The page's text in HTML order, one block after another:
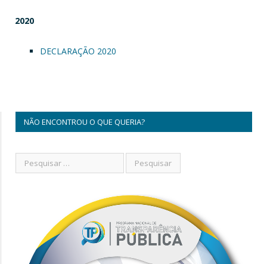
2020
DECLARAÇÃO 2020
NÃO ENCONTROU O QUE QUERIA?